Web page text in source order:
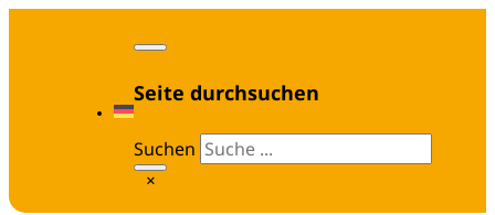
Seite durchsuchen
Suchen
×